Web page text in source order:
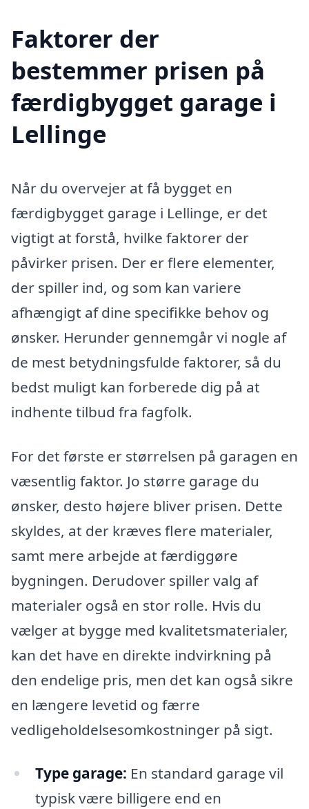
Faktorer der
bestemmer prisen på
færdigbygget garage i
Lellinge
Når du overvejer at få bygget en
færdigbygget garage i Lellinge, er det
vigtigt at forstå, hvilke faktorer der
påvirker prisen. Der er flere elementer,
der spiller ind, og som kan variere
afhængigt af dine specifikke behov og
ønsker. Herunder gennemgår vi nogle af
de mest betydningsfulde faktorer, så du
bedst muligt kan forberede dig på at
indhente tilbud fra fagfolk.
For det første er størrelsen på garagen en
væsentlig faktor. Jo større garage du
ønsker, desto højere bliver prisen. Dette
skyldes, at der kræves flere materialer,
samt mere arbejde at færdiggøre
bygningen. Derudover spiller valg af
materialer også en stor rolle. Hvis du
vælger at bygge med kvalitetsmaterialer,
kan det have en direkte indvirkning på
den endelige pris, men det kan også sikre
en længere levetid og færre
vedligeholdelsesomkostninger på sigt.
Type garage: En standard garage vil
typisk være billigere end en